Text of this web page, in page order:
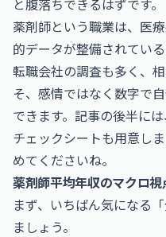
と腹落ちできるはずです。
薬剤師という職業は、医
的データが整備されてい
転職会社の調査も多く、
そ、感情ではなく数字で
できます。記事の後半に
チェックシートも用意し
めてくださいね。
薬剤師平均年収のマクロ
まず、いちばん気になる
ましょう。